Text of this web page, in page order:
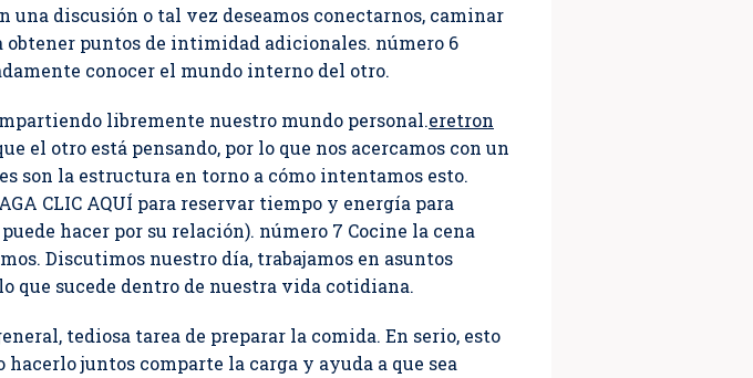
una discusión o tal vez deseamos conectarnos, caminar
obtener puntos de intimidad adicionales. número 6
conocer el mundo interno del otro.
libremente nuestro mundo personal.eretron
el otro está pensando, por lo que nos acercamos con un
son la estructura en torno a cómo intentamos esto.
CLIC AQUÍ para reservar tiempo y energía para
hacer por su relación). número 7 Cocine la cena
Discutimos nuestro día, trabajamos en asuntos
que sucede dentro de nuestra vida cotidiana.
tediosa tarea de preparar la comida. En serio, esto
juntos comparte la carga y ayuda a que sea